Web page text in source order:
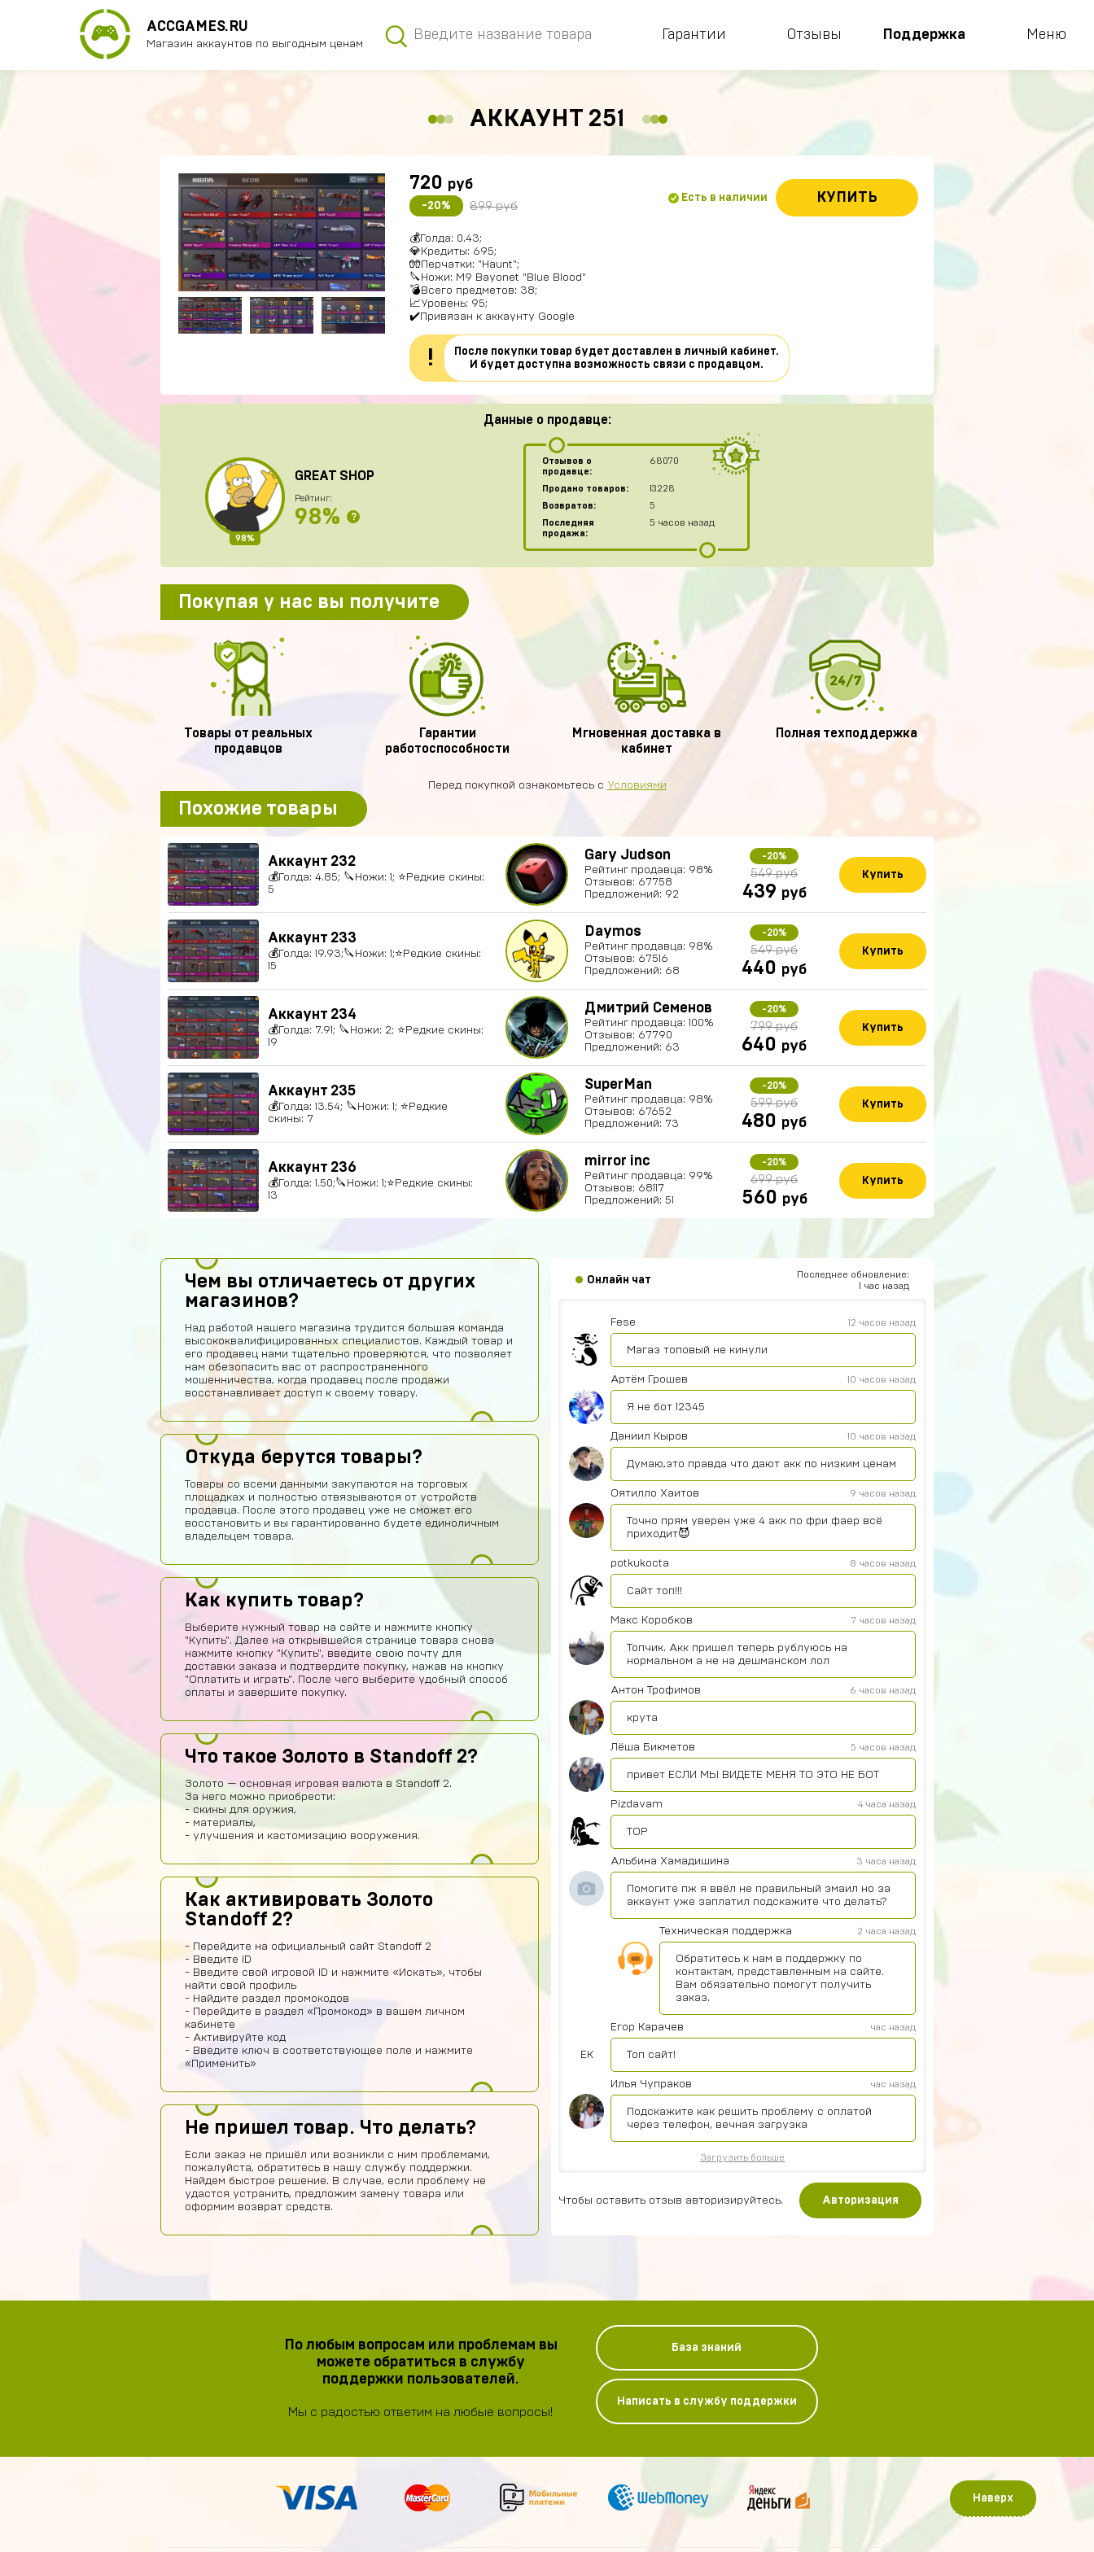
ACCGAMES.RU
Магазин аккаунтов по выгодным ценам
Гарантии Отзывы Поддержка Меню
АККАУНТ 251
720 руб
-20% 899 руб
Есть в наличии КУПИТЬ
💰Голда: 0.43;
💎Кредиты: 695;
🧤Перчатки: "Haunt";
🔪Ножи: M9 Bayonet "Blue Blood"
💣Всего предметов: 38;
📈Уровень: 95;
✔️Привязан к аккаунту Google
!
После покупки товар будет доставлен в личный кабинет.
И будет доступна возможность связи с продавцом.
Данные о продавце:
98%
GREAT SHOP
Рейтинг:
98% ?
Отзывов о
продавце:
68070
Продано товаров:
13228
Возвратов:
5
Последняя
продажа:
5 часов назад
Покупая у нас вы получите
Товары от реальных
продавцов
Гарантии
работоспособности
Мгновенная доставка в
кабинет
Полная техподдержка
Перед покупкой ознакомьтесь с Условиями
Похожие товары
Аккаунт 232
💰Голда: 4.85; 🔪Ножи: 1; ⭐️Редкие скины:
5
Gary Judson
Рейтинг продавца: 98%
Отзывов: 67758
Предложений: 92
-20%
549 руб
439 руб
Купить
Аккаунт 233
💰Голда: 19.93;🔪Ножи: 1;⭐️Редкие скины:
15
Daymos
Рейтинг продавца: 98%
Отзывов: 67516
Предложений: 68
-20%
549 руб
440 руб
Купить
Аккаунт 234
💰Голда: 7.91; 🔪Ножи: 2; ⭐️Редкие скины:
19
Дмитрий Семенов
Рейтинг продавца: 100%
Отзывов: 67790
Предложений: 63
-20%
799 руб
640 руб
Купить
Аккаунт 235
💰Голда: 13.54; 🔪Ножи: 1; ⭐️Редкие
скины: 7
SuperMan
Рейтинг продавца: 98%
Отзывов: 67652
Предложений: 73
-20%
599 руб
480 руб
Купить
Аккаунт 236
💰Голда: 1.50;🔪Ножи: 1;⭐️Редкие скины:
13
mirror inc
Рейтинг продавца: 99%
Отзывов: 68117
Предложений: 51
-20%
699 руб
560 руб
Купить
Чем вы отличаетесь от других
магазинов?
Над работой нашего магазина трудится большая команда
высококвалифицированных специалистов. Каждый товар и
его продавец нами тщательно проверяются, что позволяет
нам обезопасить вас от распространенного
мошенничества, когда продавец после продажи
восстанавливает доступ к своему товару.
Откуда берутся товары?
Товары со всеми данными закупаются на торговых
площадках и полностью отвязываются от устройств
продавца. После этого продавец уже не сможет его
восстановить и вы гарантированно будете единоличным
владельцем товара.
Как купить товар?
Выберите нужный товар на сайте и нажмите кнопку
"Купить". Далее на открывшейся странице товара снова
нажмите кнопку "Купить", введите свою почту для
доставки заказа и подтвердите покупку, нажав на кнопку
"Оплатить и играть". После чего выберите удобный способ
оплаты и завершите покупку.
Что такое Золото в Standoff 2?
Золото — основная игровая валюта в Standoff 2.
За него можно приобрести:
- скины для оружия,
- материалы,
- улучшения и кастомизацию вооружения.
Как активировать Золото
Standoff 2?
- Перейдите на официальный сайт Standoff 2
- Введите ID
- Введите свой игровой ID и нажмите «Искать», чтобы
найти свой профиль
- Найдите раздел промокодов
- Перейдите в раздел «Промокод» в вашем личном
кабинете
- Активируйте код
- Введите ключ в соответствующее поле и нажмите
«Применить»
Не пришел товар. Что делать?
Если заказ не пришёл или возникли с ним проблемами,
пожалуйста, обратитесь в нашу службу поддержки.
Найдем быстрое решение. В случае, если проблему не
удастся устранить, предложим замену товара или
оформим возврат средств.
Онлайн чат
Последнее обновление:
1 час назад
Офигетт
Женя Черных
Fese 12 часов назад
Магаз топовый не кинули
Артём Грошев 10 часов назад
Я не бот 12345
Даниил Кыров 10 часов назад
Думаю,это правда что дают акк по низким ценам
Оятилло Хаитов 9 часов назад
Точно прям уверен уже 4 акк по фри фаер всё
приходит😈
potkukocta 8 часов назад
Сайт топ!!!
Макс Коробков 7 часов назад
Топчик. Акк пришел теперь рублуюсь на
нормальном а не на дешманском лол
Антон Трофимов 6 часов назад
крута
Лёша Бикметов 5 часов назад
привет ЕСЛИ МЫ ВИДЕТЕ МЕНЯ ТО ЭТО НЕ БОТ
Pizdavam 4 часа назад
TOP
Альбина Хамадишина 3 часа назад
Помогите пж я ввёл не правильный эмаил но за
аккаунт уже заплатил подскажите что делать?
Техническая поддержка 2 часа назад
Обратитесь к нам в поддержку по
контактам, представленным на сайте.
Вам обязательно помогут получить
заказ.
ЕК
Егор Карачев час назад
Топ сайт!
Илья Чупраков час назад
Подскажите как решить проблему с оплатой
через телефон, вечная загрузка
Загрузить больше
Чтобы оставить отзыв авторизируйтесь. Авторизация
По любым вопросам или проблемам вы
можете обратиться в службу
поддержки пользователей.
Мы с радостью ответим на любые вопросы!
База знаний
Написать в службу поддержки
Наверх